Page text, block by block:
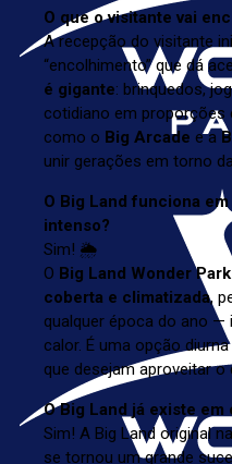
O que o visitante vai
A recepção do visitante
“encolhimento” que dá
é gigante: brinquedos,
cotidiano em proporções
como o Big Arcade e a
unir gerações em torno
O Big Land funciona
intenso?
Sim! 🌦️
O Big Land Wonder Park
coberta e climatizada,
qualquer época do ano —
calor. É uma opção
que desejam aproveitar
O Big Land já existe em
Sim! A Big Land original
se tornou um grande